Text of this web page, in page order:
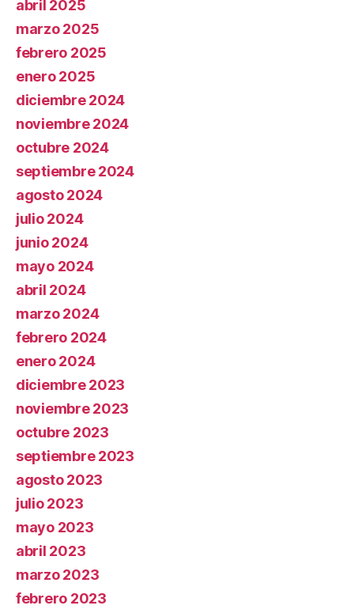
abril 2025
marzo 2025
febrero 2025
enero 2025
diciembre 2024
noviembre 2024
octubre 2024
septiembre 2024
agosto 2024
julio 2024
junio 2024
mayo 2024
abril 2024
marzo 2024
febrero 2024
enero 2024
diciembre 2023
noviembre 2023
octubre 2023
septiembre 2023
agosto 2023
julio 2023
mayo 2023
abril 2023
marzo 2023
febrero 2023